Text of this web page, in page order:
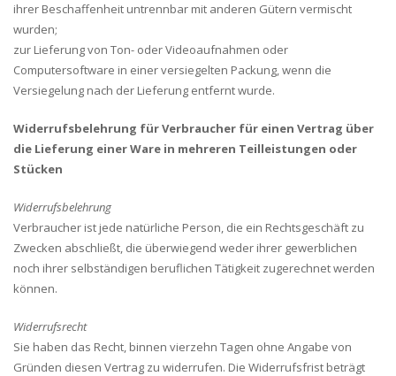
ihrer Beschaffenheit untrennbar mit anderen Gütern vermischt
wurden;
zur Lieferung von Ton- oder Videoaufnahmen oder
Computersoftware in einer versiegelten Packung, wenn die
Versiegelung nach der Lieferung entfernt wurde.
Widerrufsbelehrung für Verbraucher für einen Vertrag über
die Lieferung einer Ware in mehreren Teilleistungen oder
Stücken
Widerrufsbelehrung
Verbraucher ist jede natürliche Person, die ein Rechtsgeschäft zu
Zwecken abschließt, die überwiegend weder ihrer gewerblichen
noch ihrer selbständigen beruflichen Tätigkeit zugerechnet werden
können.
Widerrufsrecht
Sie haben das Recht, binnen vierzehn Tagen ohne Angabe von
Gründen diesen Vertrag zu widerrufen. Die Widerrufsfrist beträgt